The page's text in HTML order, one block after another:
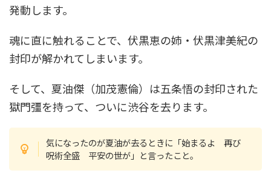
発動します。
魂に直に触れることで、伏黒恵の姉・伏黒津美紀の
封印が解かれてしまいます。
そして、夏油傑（加茂憲倫）は五条悟の封印された
獄門彊を持って、ついに渋谷を去ります。
気になったのが夏油が去るときに「始まるよ 再び
呪術全盛 平安の世が」と言ったこと。